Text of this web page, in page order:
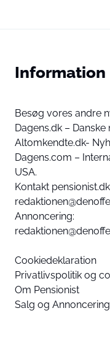
Information
Besøg vores andre
Dagens.dk –
Altomkendte.dk-
Dagens.com –
USA.
Kontakt
Annoncering:
Cookiedeklaration
Privatlivspolitik og
Om Pensionist
Salg og Annoncering